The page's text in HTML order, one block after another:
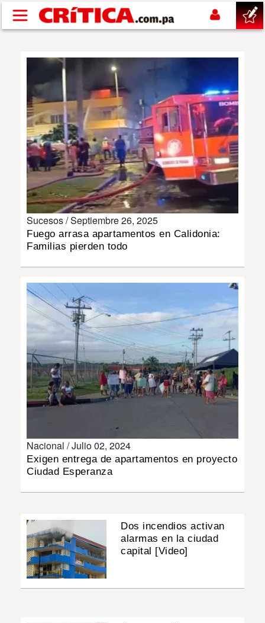
Pasar al contenido principal
SUCESOS
NACIONAL
POLÍTICA
SHOW
DEPORTES
INSÓLITAS
MULTIMEDIA
IMPRESO
Sucesos /Septiembre 26, 2025
Fuego arrasa apartamentos en Calidonia:
Familias pierden todo
Nacional /Julio 02, 2024
Exigen entrega de apartamentos en proyecto
Ciudad Esperanza
Dos incendios activan
alarmas en la ciudad
capital [Video]